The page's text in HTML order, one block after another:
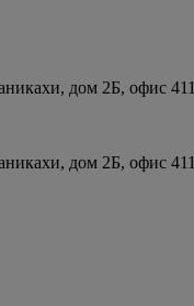
дом 2Б, офис 411
дом 2Б, офис 411